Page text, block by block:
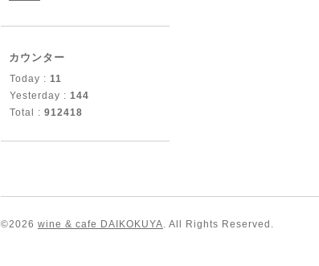
カウンター
Today : 11
Yesterday : 144
Total : 912418
©2026 wine & cafe DAIKOKUYA. All Rights Reserved.